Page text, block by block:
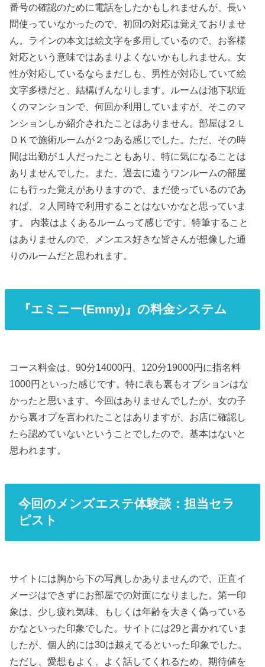
番号の確認のために電話をしたかもしれませんが、長い
間使っていなかったので、初回の対応は覚えておりませ
ん。ラインの本文は絵文字を多用しているので、お客様
対応という意味ではあまりよくないかもしれません。女
性が対応しているならまだしも、男性が対応していて絵
文字多様だと、結構げんなりします。ルームは池下駅近
くのマンションで、何回か利用していますが、そこのマ
ンションしか紹介されたことはありません。部屋は２Ｌ
ＤＫで施術ルームが２つある感じでした。ただ、その時
間は出勤が１人だったこともあり、特に気になることは
ありませんでした。また、過去に違うワンルームの部屋
にも行った覚えがありますので、まだ使っているのであ
れば、２人同時で利用することはないかなと思っていま
す。 内装はよくあるルームって感じです。特筆すること
はありませんので、メンエス好きな皆さんが想像した通
りのルームだと思われます。
『エミニー(Emny)』の料金システム
コース料金は、90分14000円、120分19000円に指名料
1000円といった感じです。特に表も裏もオプションはな
かったと思います。今回はありませんでしたが、女の子
から裏オプを言われたことはありますが、お店に確認し
たら認めていないということでしたので、基本はないと
思われます。
今回のメンズエステ体験談：担当セラ
ピスト
サイトには胸から下の写真しかありませんので、正直イ
メージはできずにお部屋での対面になりました。第一印
象は、少し疲れ気味、もしくは年齢を大きく偽っている
かなといった印象でした。サイトには29と書かれていま
したが、個人的には30は越えてるといった印象でした。
ただし、愛想もよく、よく話してくれるため、期待値を